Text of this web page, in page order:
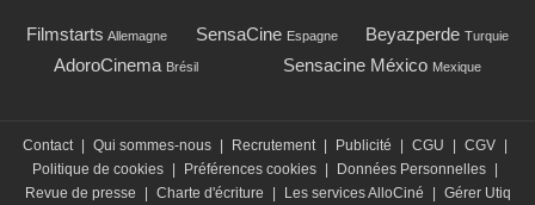
Filmstarts Allemagne SensaCine Espagne Beyazperde Turquie
AdoroCinema Brésil Sensacine México Mexique
Contact Qui sommes-nous Recrutement Publicité CGU CGV
Politique de cookies
Préférences cookies Données Personnelles
Revue de presse
Charte d'écriture Les services AlloCiné Gérer Utiq